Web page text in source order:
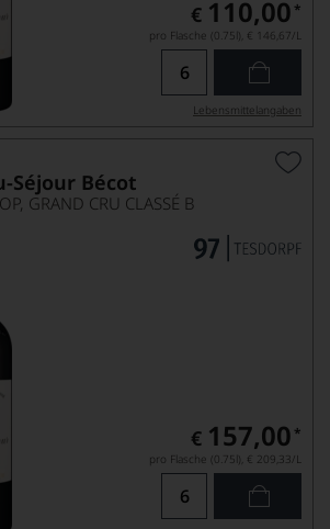
€ 110,00 *
pro Flasche (0.75l), € 146,67/L
Lebensmittel­angaben
Séjour Bécot
GRAND CRU CLASSÉ B
€ 157,00 *
pro Flasche (0.75l), € 209,33/L